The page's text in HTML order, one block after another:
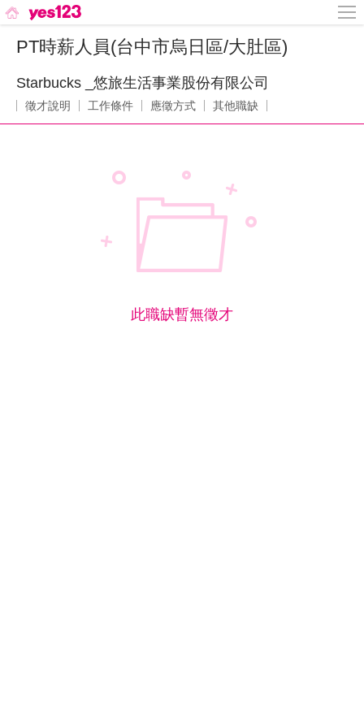
PT時薪人員(台中市烏日區/大肚區)
Starbucks _悠旅生活事業股份有限公司
徵才說明 工作條件 應徵方式 其他職缺
此職缺暫無徵才